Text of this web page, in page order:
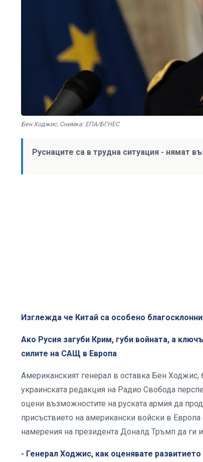
Бен Ходжис, Снимка: ЕПА/БГНЕС
Руснаците са в трудна ситуация - нямат
Изглежда че Китай са особено
Ако Русия загуби Крим, губи войната, а
силите на САЩ в Европа
Американският генерал в оставка Бен
украинската редакция на Радио Свобода
оцени възможностите на руската армия да
присъствието на американски войски в
намерения на президента Доналд Тръмп да ги
- Генерал Ходжис, как оценявате